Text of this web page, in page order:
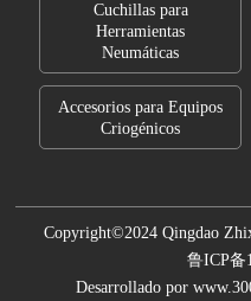
Cuchillas para
Herramientas
Neumáticas
Accesorios para Equipos
Criogénicos
Copyright©2024 Qingdao
鲁ICP备
Desarrollado por